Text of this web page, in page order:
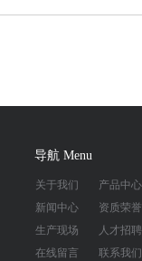
导航 Menu
关于我们
产品中心
新闻中心
资质荣誉
生产现场
人才招聘
在线留言
联系我们